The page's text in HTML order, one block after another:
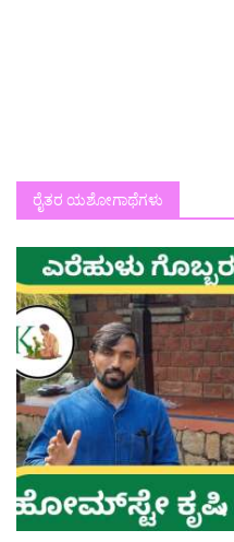
ರೈತರ ಯಶೋಗಾಥೆಗಳು